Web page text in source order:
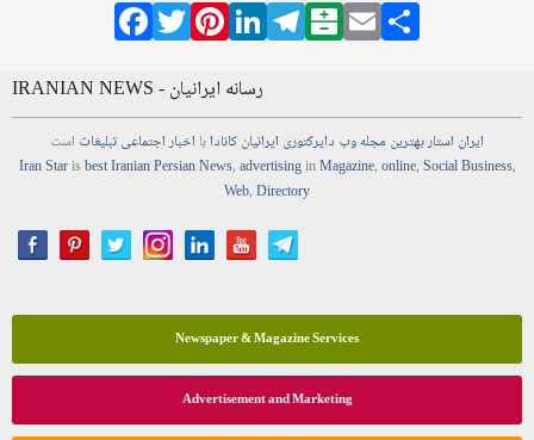
Facebook
TwitterPinterestLinkedIn
Telegram
Balatarin
Email
IRANIAN NEWS - رسانه ایرانیان
ایران استاربهترین مجلهوب دایرکتوری ایرانیان کانادابا اخباراجتماعیتبلیغات است
Iran Starisbest Iranian PersianNews,advertisinginMagazine,online,Social Business,
Web,Directory
Newspaper & Magazine Services
Advertisement and Marketing